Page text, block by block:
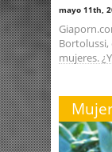
mayo 11th,
mujeres.